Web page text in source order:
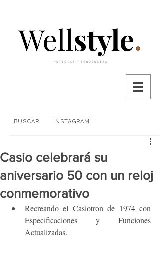
BUSCAR INSTAGRAM
Casio celebrará su
aniversario 50 con un reloj
conmemorativo
Recreando el Casiotron de 1974 con
Especificaciones y Funciones
Actualizadas.